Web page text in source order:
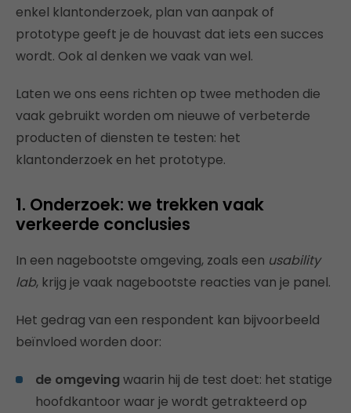
enkel klantonderzoek, plan van aanpak of
prototype geeft je de houvast dat iets een succes
wordt. Ook al denken we vaak van wel.
Laten we ons eens richten op twee methoden die
vaak gebruikt worden om nieuwe of verbeterde
producten of diensten te testen: het
klantonderzoek en het prototype.
1. Onderzoek: we trekken vaak
verkeerde conclusies
In een nagebootste omgeving, zoals een usability
lab, krijg je vaak nagebootste reacties van je panel.
Het gedrag van een respondent kan bijvoorbeeld
beïnvloed worden door:
de omgeving waarin hij de test doet: het statige
hoofdkantoor waar je wordt getrakteerd op